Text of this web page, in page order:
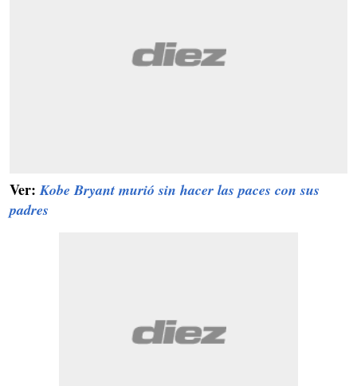
Ver:Kobe Bryant murió sin hacer las paces con sus
padres